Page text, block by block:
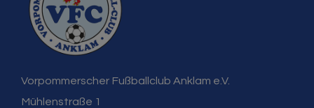
Vorpommerscher Fußballclub Anklam e.V.
Mühlenstraße 1